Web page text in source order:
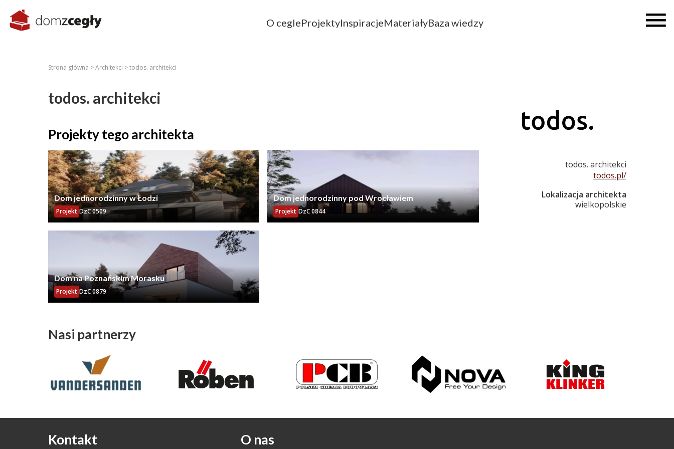
O cegleProjektyInspiracjeMateriałyBaza wiedzy
Strona główna >Architekci >todos. architekci
todos. architekci
Projekty tego architekta
Dom jednorodzinny w Łodzi
Projekt DzC 0509
Dom jednorodzinny pod Wrocławiem
Projekt DzC 0844
Dom na Poznańskim Morasku
Projekt DzC 0879
todos. architekci
todos.pl/
Lokalizacja architekta
wielkopolskie
Nasi partnerzy
Kontakt O nas